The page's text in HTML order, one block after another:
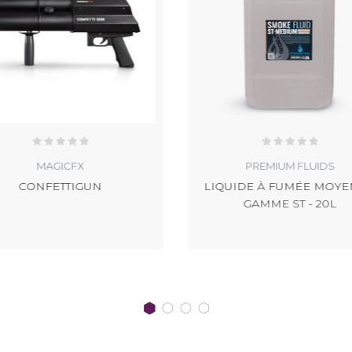
MAGICFX
CONFETTIGUN
PREMIUM FLUIDS
LIQUIDE À FUMÉE
GAMME ST - 20L